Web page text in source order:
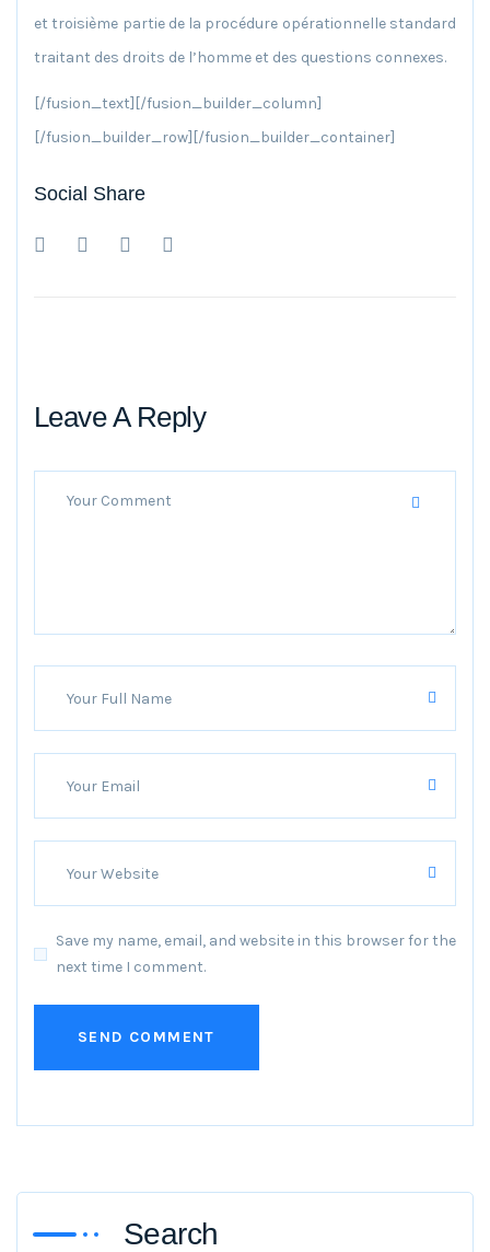
et troisième partie de la procédure opérationnelle standard
traitant des droits de l’homme et des questions connexes.
[/fusion_text][/fusion_builder_column]
[/fusion_builder_row][/fusion_builder_container]
Social Share
Leave A Reply
Save my name, email, and website in this browser for the
next time I comment.
Search